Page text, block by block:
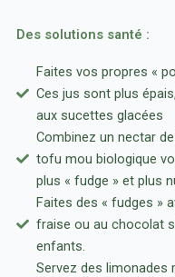
Des solutions santé :
Faites vos propres «
Ces jus sont plus
aux sucettes glacées
Combinez un nectar
tofu mou biologique
plus « fudge » et plus
Faites des « fudges »
fraise ou au chocolat
enfants.
Servez des limonades